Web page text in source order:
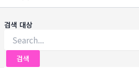
검색 대상